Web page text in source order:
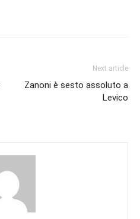
Next article
Zanoni è sesto assoluto a
Levico